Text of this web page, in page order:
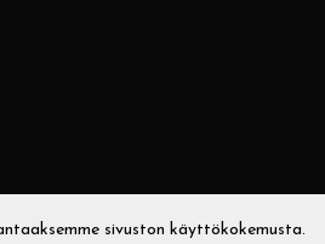
sivuston käyttökokemusta.